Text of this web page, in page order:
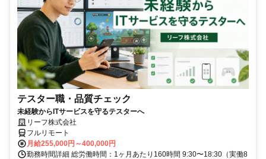
テスター職・品質チェック
未経験からITサービスを守るテスターへ
リーフ株式会社
フルリモート
月給255,000円～400,000円
勤務時間詳細 総労働時間：1ヶ月あたり160時間 9:30〜18:30（実働8